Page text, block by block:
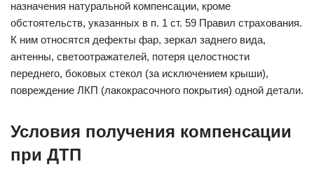
назначения натуральной компенсации, кроме
обстоятельств, указанных в п. 1 ст. 59 Правил страхования.
К ним относятся дефекты фар, зеркал заднего вида,
антенны, светоотражателей, потеря целостности
переднего, боковых стекол (за исключением крыши),
повреждение ЛКП (лакокрасочного покрытия) одной детали.
Условия получения компенсации
при ДТП